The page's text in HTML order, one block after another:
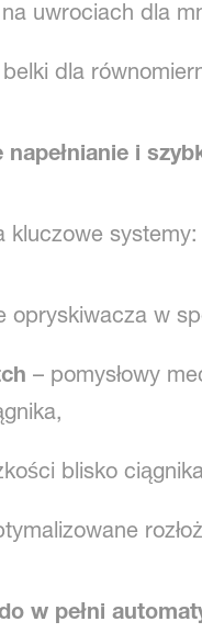
uwrociach dla
dla
i
kluczowe systemy:
opryskiwacza w
– pomysłowy
blisko
w pełni